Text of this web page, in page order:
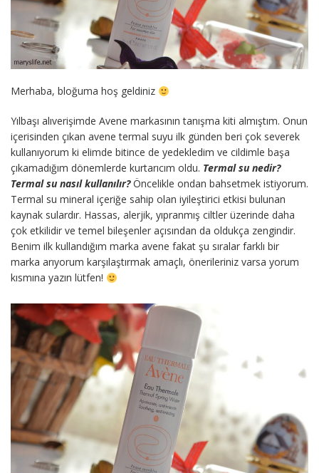
Merhaba, bloğuma hoş geldiniz
Yılbaşı alıverişimde Avene markasının tanışma kiti almıştım. Onun
içerisinden çıkan avene termal suyu ilk günden beri çok severek
kullanıyorum ki elimde bitince de yedekledim ve cildimle başa
çıkamadığım dönemlerde kurtarıcım oldu. Termal su nedir?
Termal su nasıl kullanılır?Öncelikle ondan bahsetmek istiyorum.
Termal su mineral içeriğe sahip olan iyileştirici etkisi bulunan
kaynak sulardır. Hassas, alerjik, yıpranmış ciltler üzerinde daha
çok etkilidir ve temel bileşenler açısından da oldukça zengindir.
Benim ilk kullandığım marka avene fakat şu sıralar farklı bir
marka arıyorum karşılaştırmak amaçlı, önerileriniz varsa yorum
kısmına yazın lütfen!